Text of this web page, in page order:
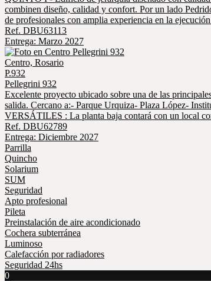
combinen diseño, calidad y confort. Por un lado
de profesionales con amplia experiencia en la
Ref. DBU63113
Entrega: Marzo 2027
Centro, Rosario
P.932
Pellegrini 932
Excelente proyecto ubicado sobre una de las
salida. Cercano a:- Parque Urquiza- Plaza López-
VERSÁTILES : La planta baja contará con un local
Ref. DBU62789
Entrega: Diciembre 2027
Parrilla
Quincho
Solarium
SUM
Seguridad
Apto profesional
Pileta
Preinstalación de aire acondicionado
Cochera subterránea
Luminoso
Calefacción por radiadores
Seguridad 24hs
0